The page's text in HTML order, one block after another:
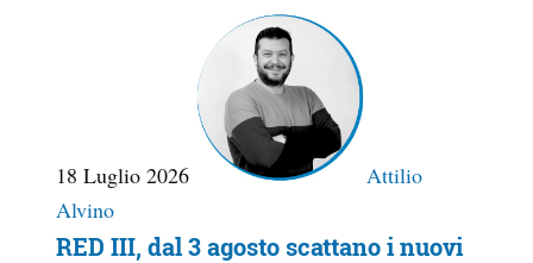
18 Luglio 2026
Attilio
Alvino
RED III, dal 3 agosto scattano i nuovi